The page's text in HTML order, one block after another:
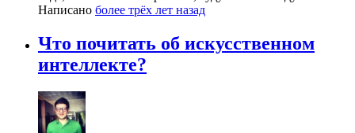
Написано более трёх лет назад
Что почитать об искусственном
интеллекте?